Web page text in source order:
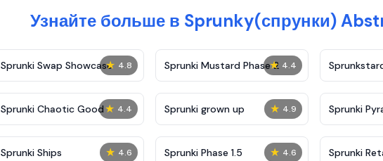
Узнайте больше в Sprunky(спрунки)
★ 4.8
Sprunki Swap Showcase ★ 4.4
Sprunki Mustard Phase 2
★ 4.4
Sprunki Chaotic Good ★ 4.9
Sprunki grown up Sprunki
★ 4.6
Sprunki Ships ★ 4.6
Sprunki Phase 1.5 Sprunki